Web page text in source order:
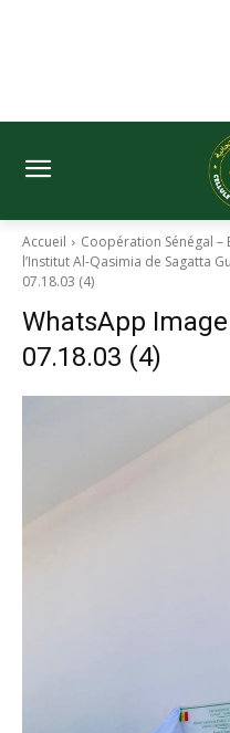
Accueil
Coopération Sénégal –
l’Institut Al-Qasimia de Sagatta
07.18.03 (4)
WhatsApp
07.18.03 (4)